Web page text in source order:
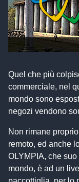
Quel che più
commerciale, nel
mondo sono
negozi vendono
Non rimane
remoto, ed anche
OLYMPIA, che
mondo, è ad un